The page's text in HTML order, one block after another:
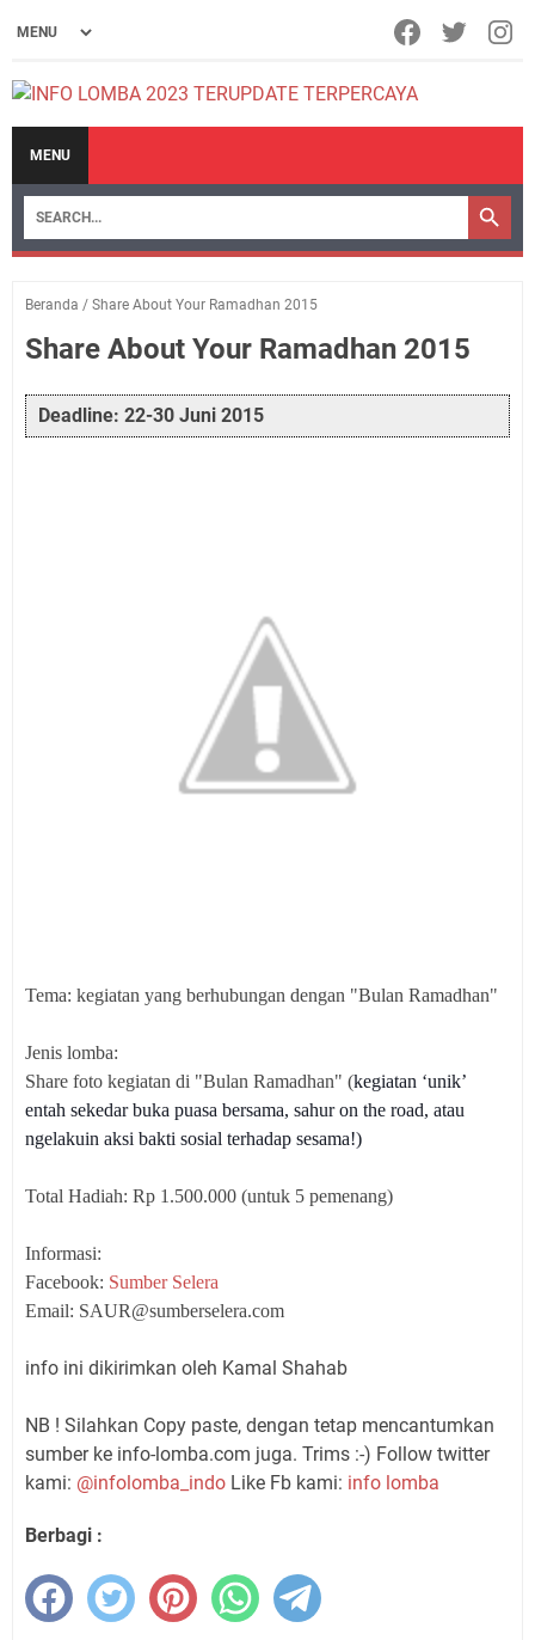
MENU
Beranda / Share About Your Ramadhan 2015
Share About Your Ramadhan 2015
Deadline: 22-30 Juni 2015
Tema: kegiatan yang berhubungan dengan "Bulan Ramadhan"
Jenis lomba:
Share foto kegiatan di "Bulan Ramadhan" (kegiatan ‘unik’
entah sekedar buka puasa bersama, sahur on the road, atau
ngelakuin aksi bakti sosial terhadap sesama!)
Total Hadiah: Rp 1.500.000 (untuk 5 pemenang)
Informasi:
Facebook: Sumber Selera
Email: SAUR@sumberselera.com
info ini dikirimkan oleh Kamal Shahab
NB ! Silahkan Copy paste, dengan tetap mencantumkan
sumber ke info-lomba.com juga. Trims :-) Follow twitter
kami: @infolomba_indo Like Fb kami: info lomba
Berbagi :